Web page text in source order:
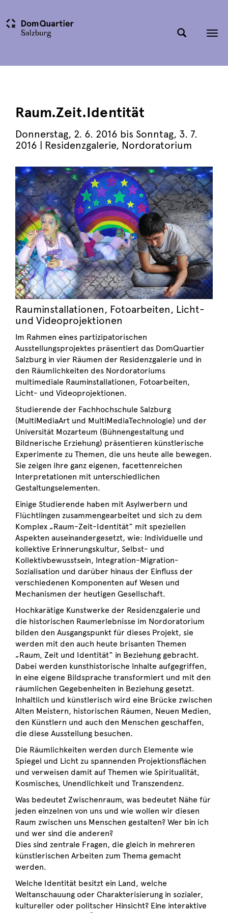
Raum.Zeit.Identität
Donnerstag, 2. 6. 2016 bis Sonntag, 3. 7.
2016 | Residenzgalerie, Nordoratorium
Rauminstallationen, Fotoarbeiten, Licht-
und Videoprojektionen
Im Rahmen eines partizipatorischen
Ausstellungsprojektes präsentiert das DomQuartier
Salzburg in vier Räumen der Residenzgalerie und in
den Räumlichkeiten des Nordoratoriums
multimediale Rauminstallationen, Fotoarbeiten,
Licht- und Videoprojektionen.
Studierende der Fachhochschule Salzburg
(MultiMediaArt und MultiMediaTechnologie) und der
Universität Mozarteum (Bühnengestaltung und
Bildnerische Erziehung) präsentieren künstlerische
Experimente zu Themen, die uns heute alle bewegen.
Sie zeigen ihre ganz eigenen, facettenreichen
Interpretationen mit unterschiedlichen
Gestaltungselementen.
Einige Studierende haben mit Asylwerbern und
Flüchtlingen zusammengearbeitet und sich zu dem
Komplex „Raum-Zeit-Identität“ mit speziellen
Aspekten auseinandergesetzt, wie: Individuelle und
kollektive Erinnerungskultur, Selbst- und
Kollektivbewusstsein, Integration-Migration-
Sozialisation und darüber hinaus der Einfluss der
verschiedenen Komponenten auf Wesen und
Mechanismen der heutigen Gesellschaft.
Hochkarätige Kunstwerke der Residenzgalerie und
die historischen Raumerlebnisse im Nordoratorium
bilden den Ausgangspunkt für dieses Projekt, sie
werden mit den auch heute brisanten Themen
„Raum, Zeit und Identität“ in Beziehung gebracht.
Dabei werden kunsthistorische Inhalte aufgegriffen,
in eine eigene Bildsprache transformiert und mit den
räumlichen Gegebenheiten in Beziehung gesetzt.
Inhaltlich und künstlerisch wird eine Brücke zwischen
Alten Meistern, historischen Räumen, Neuen Medien,
den Künstlern und auch den Menschen geschaffen,
die diese Ausstellung besuchen.
Die Räumlichkeiten werden durch Elemente wie
Spiegel und Licht zu spannenden Projektionsflächen
und verweisen damit auf Themen wie Spiritualität,
Kosmisches, Unendlichkeit und Transzendenz.
Was bedeutet Zwischenraum, was bedeutet Nähe für
jeden einzelnen von uns und wie wollen wir diesen
Raum zwischen uns Menschen gestalten? Wer bin ich
und wer sind die anderen?
Dies sind zentrale Fragen, die gleich in mehreren
künstlerischen Arbeiten zum Thema gemacht
werden.
Welche Identität besitzt ein Land, welche
Weltanschauung oder Charakterisierung in sozialer,
kultureller oder politscher Hinsicht? Eine interaktive